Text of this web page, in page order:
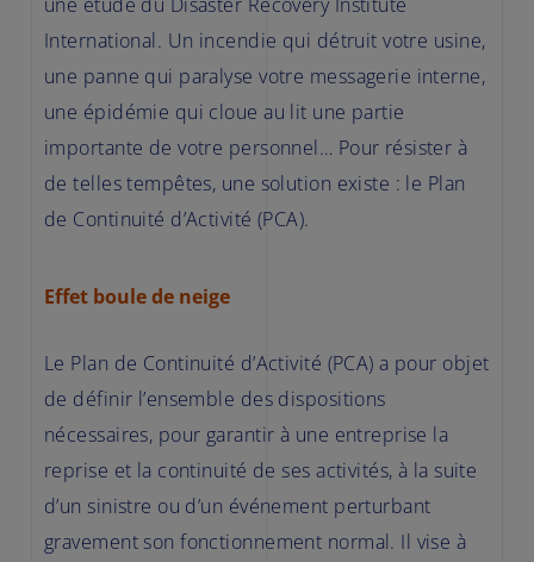
International. Un incendie qui détruit votre usine,
une panne qui paralyse votre messagerie interne,
une épidémie qui cloue au lit une partie
importante de votre personnel… Pour résister à
de telles tempêtes, une solution existe : le Plan
de Continuité d’Activité (PCA).
Effet boule de neige
Le Plan de Continuité d’Activité (PCA) a pour objet
de définir l’ensemble des dispositions
nécessaires, pour garantir à une entreprise la
reprise et la continuité de ses activités, à la suite
d’un sinistre ou d’un événement perturbant
gravement son fonctionnement normal. Il vise à